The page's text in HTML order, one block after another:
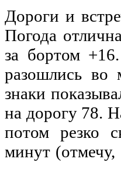
Дороги и
Погода
за бортом +16.
разошлись во
знаки
на дорогу78.
потом резко
минут (отмечу,